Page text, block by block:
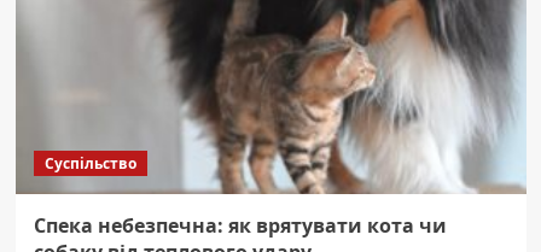
Суспільство
Спека небезпечна: як врятувати кота чи